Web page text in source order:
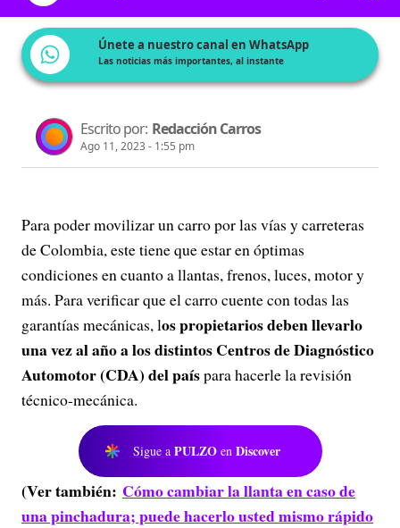
Únete a nuestro canal en WhatsApp
Las noticias más importantes, al instante
Escrito por: Redacción Carros
Ago 11, 2023 - 1:55 pm
Para poder movilizar un carro por las vías y carreteras
de Colombia, este tiene que estar en óptimas
condiciones en cuanto a llantas, frenos, luces, motor y
más. Para verificar que el carro cuente con todas las
garantías mecánicas, los propietarios deben llevarlo
una vez al año a los distintos Centros de Diagnóstico
Automotor (CDA) del paíspara hacerle la revisión
técnico-mecánica.
Sigue a PULZO en Discover
(Ver también: Cómo cambiar la llanta en caso de
una pinchadura; puede hacerlo usted mismo rápido